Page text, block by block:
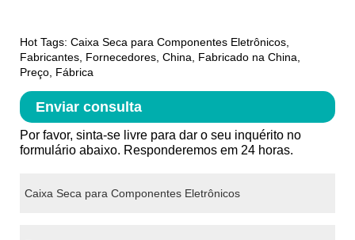
Hot Tags: Caixa Seca para Componentes Eletrônicos,
Fabricantes, Fornecedores, China, Fabricado na China,
Preço, Fábrica
Enviar consulta
Por favor, sinta-se livre para dar o seu inquérito no
formulário abaixo. Responderemos em 24 horas.